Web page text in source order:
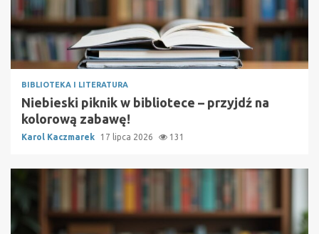
BIBLIOTEKA I LITERATURA
Niebieski piknik w bibliotece – przyjdź na
kolorową zabawę!
Karol Kaczmarek 17 lipca 2026 131